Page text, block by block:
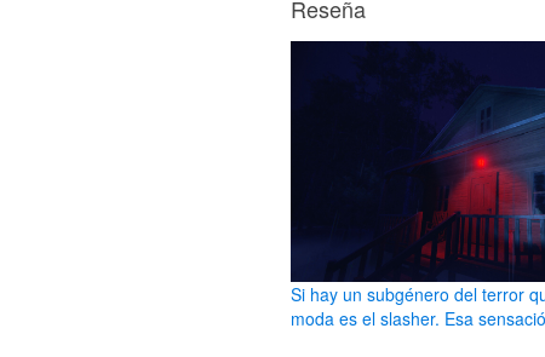
Reseña
Si hay un subgénero del terror
moda es el slasher. Esa